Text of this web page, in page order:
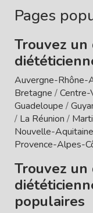
Pages
Trouvez
Auvergne-Rhône-
Bretagne /Centre-
Guadeloupe /
/ La Réunion /
Nouvelle-Aquitaine
Provence-Alpes-
Trouvez
populaires